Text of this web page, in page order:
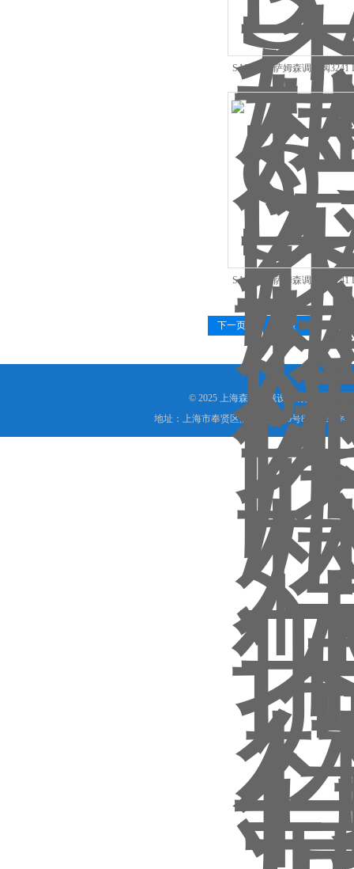
SAMSON萨姆森调节阀3241
KV60
SAMSON萨姆森调节阀3241
KV40
下一页
末页
© 2025 上海森层机械设备有限公司
地址：上海市奉贤区沪杭公路755号8号楼208室